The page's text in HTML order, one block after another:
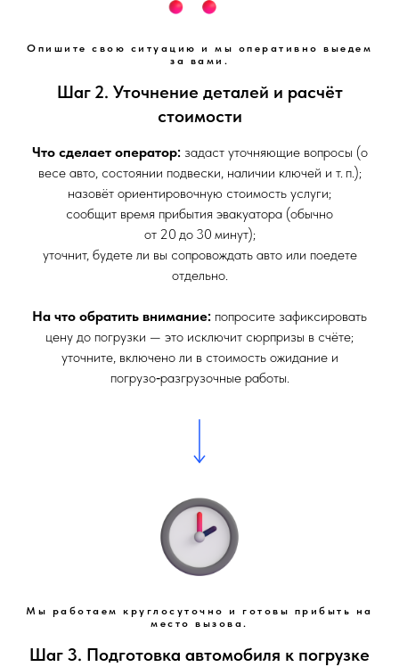
Опишите свою ситуацию и мы оперативно выедем
за вами.
Шаг 2. Уточнение деталей и расчёт
стоимости
Что сделает оператор: задаст уточняющие вопросы (о
весе авто, состоянии подвески, наличии ключей и т. п.);
назовёт ориентировочную стоимость услуги;
сообщит время прибытия эвакуатора (обычно
от 20 до 30 минут);
уточнит, будете ли вы сопровождать авто или поедете
отдельно.
На что обратить внимание: попросите зафиксировать
цену до погрузки — это исключит сюрпризы в счёте;
уточните, включено ли в стоимость ожидание и
погрузо‑разгрузочные работы.
Мы работаем круглосуточно и готовы прибыть на
место вызова.
Шаг 3. Подготовка автомобиля к погрузке